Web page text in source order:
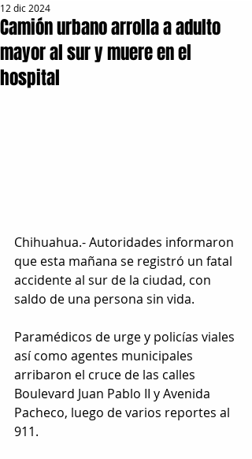
Camión urbano arrolla a adulto
mayor al sur y muere en el
hospital
12 dic 2024
Chihuahua.- Autoridades informaron
que esta mañana se registró un fatal
accidente al sur de la ciudad, con
saldo de una persona sin vida.
Paramédicos de urge y policías viales
así como agentes municipales
arribaron el cruce de las calles
Boulevard Juan Pablo II y Avenida
Pacheco, luego de varios reportes al
911.